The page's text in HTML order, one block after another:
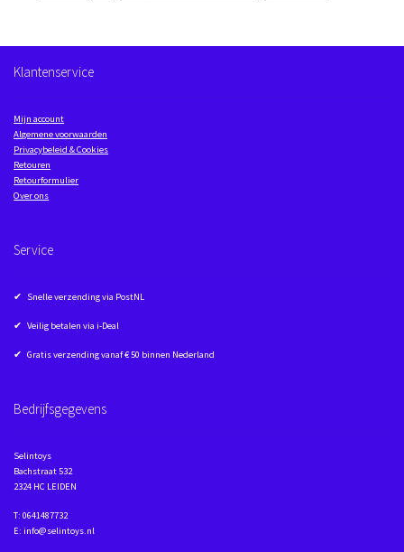
Klantenservice
Mijn account
Algemene voorwaarden
Privacybeleid & Cookies
Retouren
Retourformulier
Over ons
Service
✔ Snelle verzending via PostNL
✔ Veilig betalen via i-Deal
✔ Gratis verzending vanaf € 50 binnen Nederland
Bedrijfsgegevens
Selintoys
Bachstraat 532
2324 HC LEIDEN
T: 0641487732
E: info@selintoys.nl